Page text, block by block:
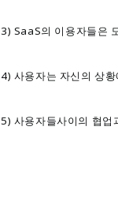
3) SaaS의 이용자들은
4) 사용자는 자신의 상
5) 사용자들사이의 협업